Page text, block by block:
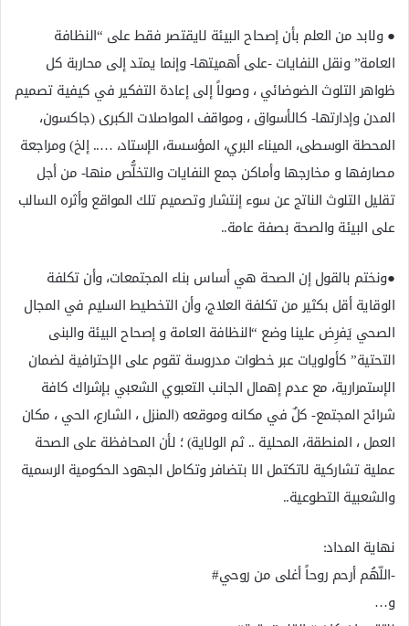
● ولابد من العلم بأن إصحاح البيئة لايقتصر فقط على “النظافة
العامة” ونقل النفايات -على أهميتها- وإنما يمتد إلى محاربة كل
ظواهر التلوث الضوضائي ، وصولاً إلى إعادة التفكير في كيفية تصميم
المدن وإدارتها- كالأسواق ، ومواقف المواصلات الكبرى (جاكسون،
المحطة الوسطى، الميناء البري، المؤسسة، الإستاد، ….. إلخ) ومراجعة
مصارفها و مخارجها وأماكن جمع النفايات والتخلُّص منها- من أجل
تقليل التلوث الناتج عن سوء إنتشار وتصميم تلك المواقع وأثره السالب
على البيئة والصحة بصفة عامة..
●ونختم بالقول إن الصحة هي أساس بناء المجتمعات، وأن تكلفة
الوقاية أقل بكثير من تكلفة العلاج، وأن التخطيط السليم في المجال
الصحي يَفرِض علينا وضع “النظافة العامة و إصحاح البيئة والبنى
التحتية” كأولويات عبر خطوات مدروسة تقوم على الإحترافية لضمان
الإستمرارية، مع عدم إهمال الجانب التعبوي الشعبي بإشراك كافة
شرائح المجتمع- كلٌ في مكانه وموقعه (المنزل ، الشارع، الحي ، مكان
العمل ، المنطقة، المحلية .. ثم الولاية) ؛ لأن المحافظة على الصحة
عملية تشاركية لاتكتمل الا بتضافر وتكامل الجهود الحكومية الرسمية
والشعبية التطوعية..
نهاية المداد:
-اللّهُم أرحم روحاً أغلى من روحي#
و…